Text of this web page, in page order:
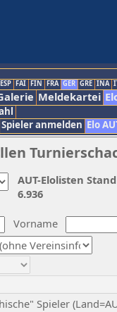
ESP FAI FIN FRA GER GRE INA
Meldekartei
Spieler anmelden Elo
Vorname
Spieler
AUT-Elolisten
6.936